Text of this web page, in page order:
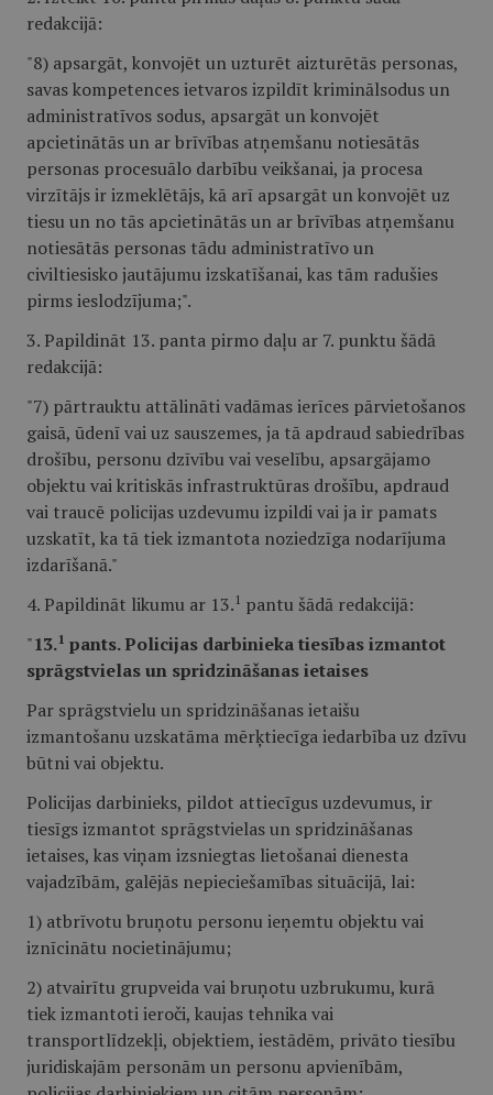
redakcijā:
"8) apsargāt, konvojēt un uzturēt aizturētās personas,
savas kompetences ietvaros izpildīt kriminālsodus un
administratīvos sodus, apsargāt un konvojēt
apcietinātās un ar brīvības atņemšanu notiesātās
personas procesuālo darbību veikšanai, ja procesa
virzītājs ir izmeklētājs, kā arī apsargāt un konvojēt uz
tiesu un no tās apcietinātās un ar brīvības atņemšanu
notiesātās personas tādu administratīvo un
civiltiesisko jautājumu izskatīšanai, kas tām radušies
pirms ieslodzījuma;".
3. Papildināt 13. panta pirmo daļu ar 7. punktu šādā
redakcijā:
"7) pārtrauktu attālināti vadāmas ierīces pārvietošanos
gaisā, ūdenī vai uz sauszemes, ja tā apdraud sabiedrības
drošību, personu dzīvību vai veselību, apsargājamo
objektu vai kritiskās infrastruktūras drošību, apdraud
vai traucē policijas uzdevumu izpildi vai ja ir pamats
uzskatīt, ka tā tiek izmantota noziedzīga nodarījuma
izdarīšanā."
4. Papildināt likumu ar 13. 1 pantu šādā redakcijā:
"13.1 pants. Policijas darbinieka tiesības izmantot
sprāgstvielas un spridzināšanas ietaises
Par sprāgstvielu un spridzināšanas ietaišu
izmantošanu uzskatāma mērķtiecīga iedarbība uz dzīvu
būtni vai objektu.
Policijas darbinieks, pildot attiecīgus uzdevumus, ir
tiesīgs izmantot sprāgstvielas un spridzināšanas
ietaises, kas viņam izsniegtas lietošanai dienesta
vajadzībām, galējās nepieciešamības situācijā, lai:
1) atbrīvotu bruņotu personu ieņemtu objektu vai
iznīcinātu nocietinājumu;
2) atvairītu grupveida vai bruņotu uzbrukumu, kurā
tiek izmantoti ieroči, kaujas tehnika vai
transportlīdzekļi, objektiem, iestādēm, privāto tiesību
juridiskajām personām un personu apvienībām,